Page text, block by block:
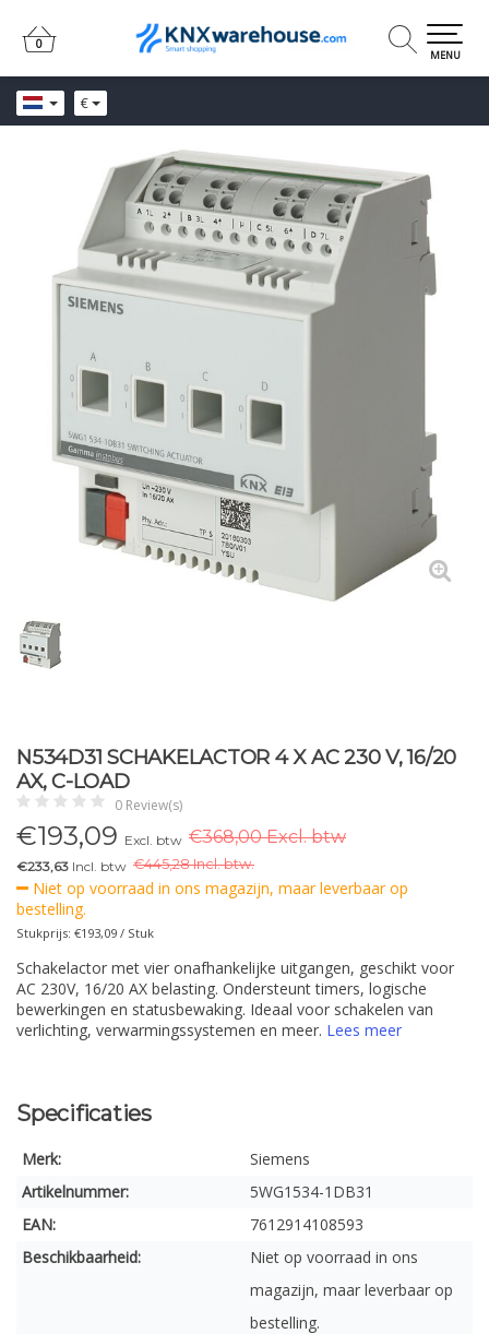
€
0
0
MENU
N534D31 SCHAKELACTOR 4 X AC 230 V, 16/20
AX, C-LOAD
0 Review(s)
€193,09 Excl. btw €368,00 Excl. btw
€233,63 Incl. btw €445,28 Incl. btw.
Niet op voorraad in ons magazijn, maar leverbaar op
bestelling.
Stukprijs: €193,09 / Stuk
Schakelactor met vier onafhankelijke uitgangen, geschikt voor
AC 230V, 16/20 AX belasting. Ondersteunt timers, logische
bewerkingen en statusbewaking. Ideaal voor schakelen van
verlichting, verwarmingssystemen en meer. Lees meer
Specificaties
Merk:
Siemens
Artikelnummer:
5WG1534-1DB31
EAN:
7612914108593
Beschikbaarheid:
Niet op voorraad in ons
magazijn, maar leverbaar op
bestelling.